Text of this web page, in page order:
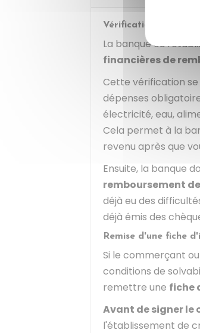
Vérification de votre
La banque ou
financières de
Cette vérification
dépenses
électricité, eau,
Cela permet à la
revenu après que
Ensuite, la banque
remboursement
déjà eu des
déjà émis des
Remise d'une fiche
Si le commerçant
conditions de
remettre une fiche
Avant de signer le
l'établissement de